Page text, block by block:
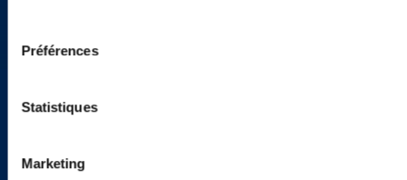
Préférences
Statistiques
Marketing